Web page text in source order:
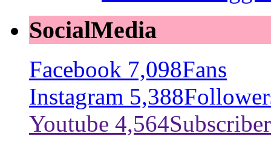
SocialMedia
Facebook 7,098Fans
Instagram 5,388
Youtube 4,564Subscriber